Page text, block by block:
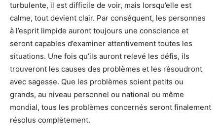
turbulente, il est difficile de voir, mais lorsqu’elle est
calme, tout devient clair. Par conséquent, les personnes
à l’esprit limpide auront toujours une conscience et
seront capables d’examiner attentivement toutes les
situations. Une fois qu’ils auront relevé les défis, ils
trouveront les causes des problèmes et les résoudront
avec sagesse. Que les problèmes soient petits ou
grands, au niveau personnel ou national ou même
mondial, tous les problèmes concernés seront finalement
résolus complètement.